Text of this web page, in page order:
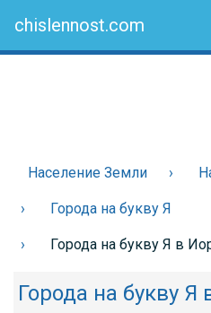
chislennost.com
Население Земли
Города на букву Я
Города на букву Я в
Города на букву Я